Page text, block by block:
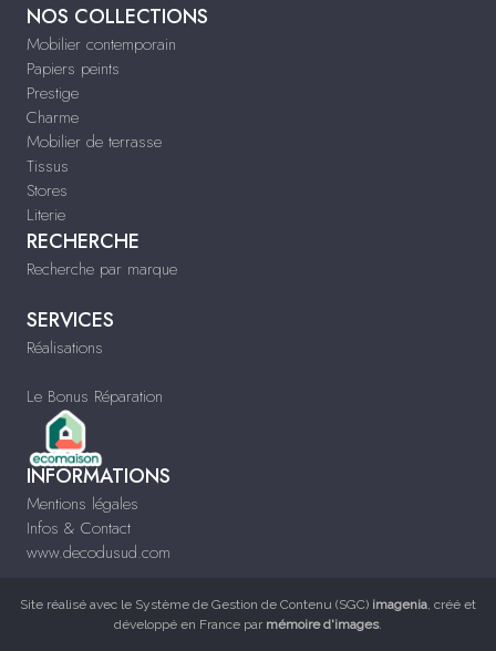
NOS COLLECTIONS
Mobilier contemporain
Papiers peints
Prestige
Charme
Mobilier de terrasse
Tissus
Stores
Literie
RECHERCHE
Recherche par marque
SERVICES
Réalisations
Le Bonus Réparation
INFORMATIONS
Mentions légales
Infos & Contact
www.decodusud.com
Site réalisé avec le Système de Gestion de Contenu (SGC) imagenia, créé et
développé en France par mémoire d'images.